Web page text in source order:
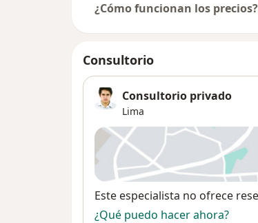
¿Cómo funcionan los precios?
Consultorio
Consultorio privado
Lima
Disponibilidad
Este especialista no ofrece
¿Qué puedo hacer ahora?